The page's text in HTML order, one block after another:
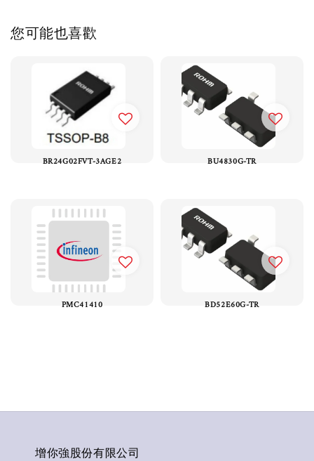
您可能也喜歡
BR24G02FVT-3AGE2 BU4830G-TR
PMC41410 BD52E60G-TR
增你強股份有限公司